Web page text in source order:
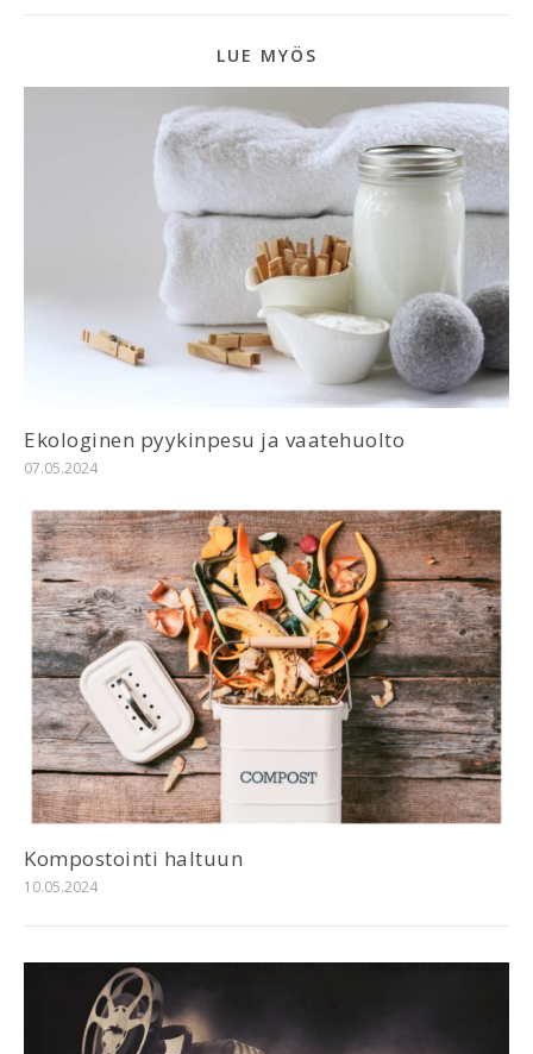
LUE MYÖS
Ekologinen pyykinpesu ja vaatehuolto
07.05.2024
Kompostointi haltuun
10.05.2024